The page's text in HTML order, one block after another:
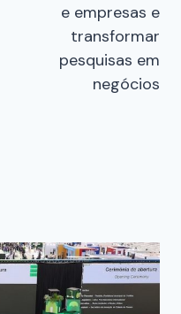
e empresas e
transformar
pesquisas em
negócios